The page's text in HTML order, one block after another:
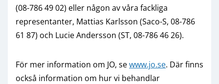
(08-786 49 02) eller någon av våra fackliga
representanter, Mattias Karlsson (Saco-S, 08-786
61 87) och Lucie Andersson (ST, 08-786 46 26).
För mer information om JO, sewww.jo.se. Där finns
också information om hur vi behandlar